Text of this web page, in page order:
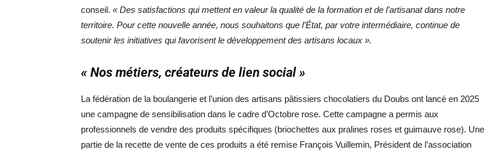
conseil. « Des satisfactions qui mettent en valeur la qualité de la formation et de l’artisanat dans notre
territoire. Pour cette nouvelle année, nous souhaitons que l’État, par votre intermédiaire, continue de
soutenir les initiatives qui favorisent le développement des artisans locaux ».
« Nos métiers, créateurs de lien social »
La fédération de la boulangerie et l’union des artisans pâtissiers chocolatiers du Doubs ont lancé en 2025
une campagne de sensibilisation dans le cadre d’Octobre rose. Cette campagne a permis aux
professionnels de vendre des produits spécifiques (briochettes aux pralines roses et guimauve rose). Une
partie de la recette de vente de ces produits a été remise François Vuillemin, Président de l’association